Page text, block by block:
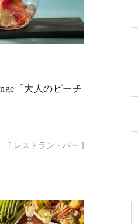
「大人のピーチ
[ レストラン・バー ]